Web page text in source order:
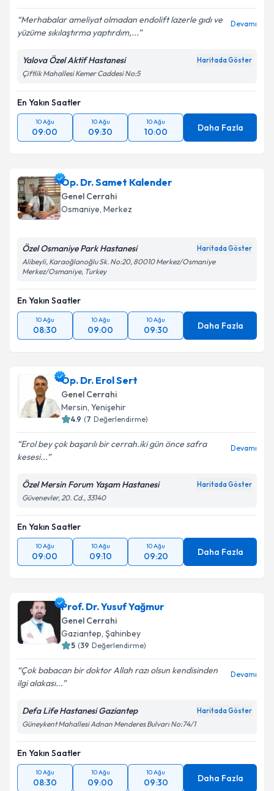
Metni'ni okudum ve kişisel verilerimin belirtilen
kapsamda işlenmesini kabul ediyorum.
Takvim Talebini Gönder
Merhabalar ameliyat olmadan endolift lazerle gıdı ve
yüzüme sıkılaştırma yaptırdım,...
Devamı
Yalova Özel Aktif Hastanesi Haritada Göster
Çiftlik Mahallesi Kemer Caddesi No:5
En Yakın Saatler
10 Ağu
09:00
10 Ağu
09:30
10 Ağu
10:00 Daha Fazla
Op. Dr. Samet Kalender
Genel Cerrahi
Osmaniye, Merkez
Özel Osmaniye Park Hastanesi Haritada Göster
Alibeyli, Karaoğlanoğlu Sk. No:20, 80010 Merkez/Osmaniye
Merkez/Osmaniye, Turkey
En Yakın Saatler
10 Ağu
08:30
10 Ağu
09:00
10 Ağu
09:30 Daha Fazla
Op. Dr. Erol Sert
Genel Cerrahi
Mersin, Yenişehir
4.9 (7 Değerlendirme)
Erol bey çok başarılı bir cerrah.iki gün önce safra
kesesi...
Devamı
Özel Mersin Forum Yaşam Hastanesi Haritada Göster
Güvenevler, 20. Cd., 33140
En Yakın Saatler
10 Ağu
09:00
10 Ağu
09:10
10 Ağu
09:20 Daha Fazla
Prof. Dr. Yusuf Yağmur
Genel Cerrahi
Gaziantep, Şahinbey
5 (39 Değerlendirme)
Çok babacan bir doktor Allah razı olsun kendisinden
ilgi alakası...
Devamı
Defa Life Hastanesi Gaziantep Haritada Göster
Güneykent Mahallesi Adnan Menderes Bulvarı No:74/1
En Yakın Saatler
10 Ağu
08:30
10 Ağu
09:00
10 Ağu
09:30 Daha Fazla